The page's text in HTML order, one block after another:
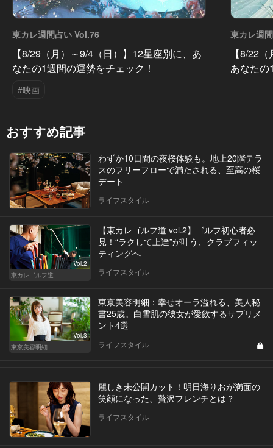
東カレ週間占い Vol.76
【8/29（月）～9/4（日）】12星座別に、あ
なたの1週間の運勢をチェック！
#映画
東カレ週
【8/22
あなた
おすすめ記事
わずか10日間の夜桜体験も。地上20階テラ
スのフリーフローで満たされる、至高の桜
デート
ライフスタイル
Vol.2
東カレゴルフ道
【東カレゴルフ道 vol.2】ゴルフ初心者必
見！“ラクして上達”が叶う、クラブフィッ
ティングへ
ライフスタイル
Vol.3
東京美容明細
東京美容明細：幸せオーラ溢れる、美人秘
書25歳。白雪肌の彼女が愛飲するサプリメ
ント4選
ライフスタイル
麗しき未公開カット！明日海りおが満面の
笑顔になった、贅沢フレンチとは？
ライフスタイル